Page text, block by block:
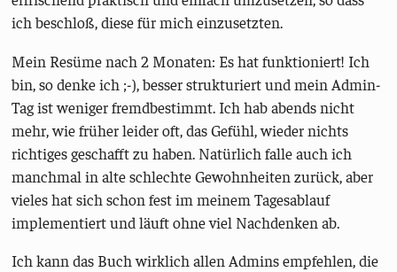
ich beschloß, diese für mich einzusetzten.
Mein Resüme nach 2 Monaten: Es hat funktioniert! Ich
bin, so denke ich ;-), besser strukturiert und mein Admin-
Tag ist weniger fremdbestimmt. Ich hab abends nicht
mehr, wie früher leider oft, das Gefühl, wieder nichts
richtiges geschafft zu haben. Natürlich falle auch ich
manchmal in alte schlechte Gewohnheiten zurück, aber
vieles hat sich schon fest im meinem Tagesablauf
implementiert und läuft ohne viel Nachdenken ab.
Ich kann das Buch wirklich allen Admins empfehlen, die